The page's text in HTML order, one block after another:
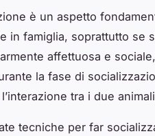
è un aspetto
in famiglia, soprattutto se
affettuosa e
la fase di
tra i due
tecniche per far